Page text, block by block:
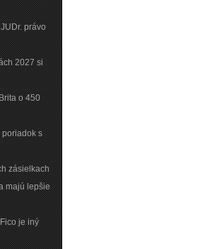
právo
2027 si
o 450
poriadok s
zásielkach
majú lepšie
je iný